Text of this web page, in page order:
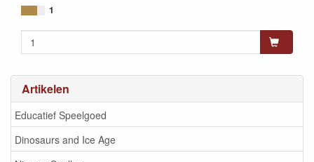
Artikelen
Educatief Speelgoed
Dinosaurs and Ice Age
1